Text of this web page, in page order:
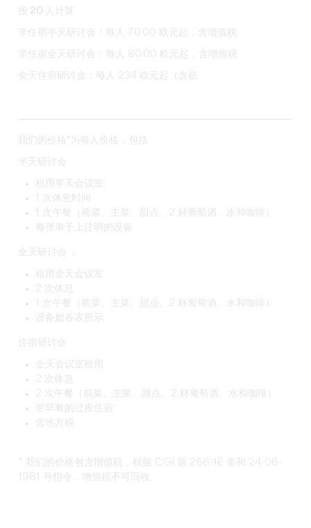
按 20 人计算
非住宿半天研讨会：每人 70.00 欧元起，含增值税
非住宿全天研讨会：每人 80.00 欧元起，含增值税
全天住宿研讨会：每人 234 欧元起（含税
我们的价格*为每人价格，包括
半天研讨会
租用半天会议室
1 次休息时间
1 次午餐（前菜、主菜、甜点、2 杯葡萄酒、水和咖啡）
每张单子上注明的设备
全天研讨会 ：
租用全天会议室
2 次休息
1 次午餐（前菜、主菜、甜点、2 杯葡萄酒、水和咖啡）
设备如各表所示
住宿研讨会
全天会议室租用
2 次休息
2 次午餐（前菜、主菜、甜点、2 杯葡萄酒、水和咖啡）
带早餐的过夜住宿
含地方税
* 我们的价格包含增值税，根据 CGI 第 266-1E 条和 24-06-
1981 号指令，增值税不可回收。